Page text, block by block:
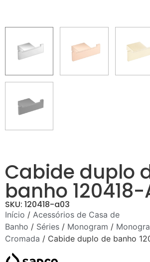
Cabide duplo
banho 120418-
SKU: 120418-a03
Início / Acessórios de Casa de
Banho / Séries / Monogram /
Cromada / Cabide duplo de banho